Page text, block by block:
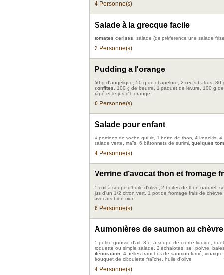
4 Personne(s)
Salade à la grecque facile
tomates cerises, salade (de préférence une salade
2 Personne(s)
Pudding a l'orange
50 g d'angélique, 50 g de chapelure, 2 œufs battus, 80
confites , 100 g de beurre, 1 paquet de levure, 100 g
râpé et le jus d'1 orange
6 Personne(s)
Salade pour enfant
4 portions de vache qui rit, 1 boîte de thon, 4 knackis,
salade verte, maïs, 6 bâtonnets de surimi, quelques
4 Personne(s)
Verrine d’avocat thon et fromage
1 cuil à soupe d'huile d'olive, 2 boites de thon naturel,
jus d'un 1/2 citron vert, 1 pot de fromage frais de
avocats bien mur
6 Personne(s)
Aumonières de saumon au
1 petite gousse d'ail, 3 c. à soupe de crème liquide,
roquette ou simple salade, 2 échalotes, sel, poivre,
décoration , 4 belles tranches de saumon fumé,
bouquet de ciboulette fraîche, huile d'olive
4 Personne(s)